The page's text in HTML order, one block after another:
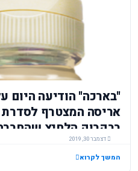
"בארכה" הודיעה
אריסה המצטרף לסדרת
בבקבוק הלחיץ
לפני כשלוש שנים.
דצמבר 30, 2019
המשך לקרוא